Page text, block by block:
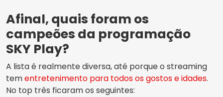
Afinal, quais foram os
campeões da programação
SKY Play?
A lista é realmente diversa, até porque o streaming
tementretenimento para todos os gostos e idades.
No top três ficaram os seguintes: